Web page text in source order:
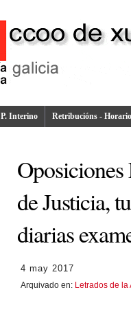
P. Interino Retribucións - Horario
de Justicia,
diarias
4 may 2017
Arquivado en: Letrados de la